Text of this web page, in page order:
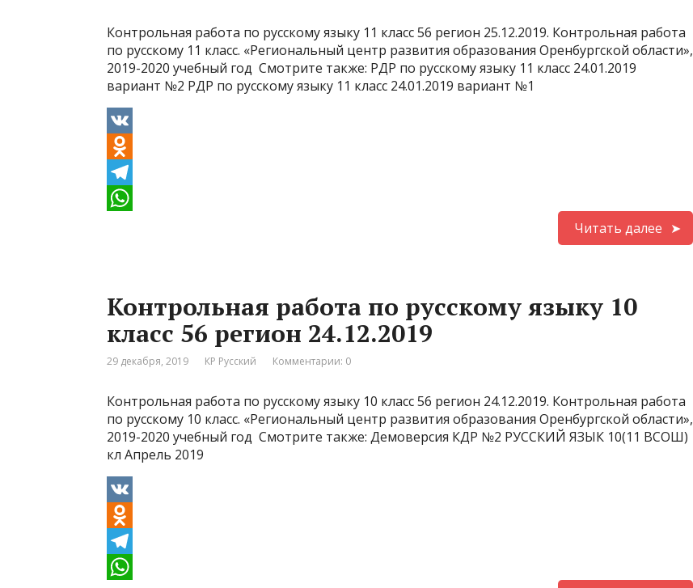
n
i
k
p
Контрольная работа по русскому языку 11 класс 56 регион 25.12.2019. Контрольная работа
по русскому 11 класс. «Региональный центр развития образования Оренбургской области»,
2019-2020 учебный год Смотрите также: РДР по русскому языку 11 класс 24.01.2019
вариант №2 РДР по русскому языку 11 класс 24.01.2019 вариант №1
V
K
O
d
l
a
s
n
i
k
T
g
r
a
t
s
A
p
Читать далее
Контрольная работа по русскому языку 10
класс 56 регион 24.12.2019
29 декабря, 2019 КР Русский Комментарии: 0
Контрольная работа по русскому языку 10 класс 56 регион 24.12.2019. Контрольная работа
по русскому 10 класс. «Региональный центр развития образования Оренбургской области»,
2019-2020 учебный год Смотрите также: Демоверсия КДР №2 РУССКИЙ ЯЗЫК 10(11 ВСОШ)
кл Апрель 2019
V
K
O
dT